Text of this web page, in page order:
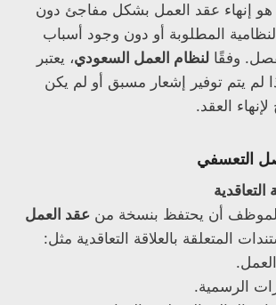
هو إنهاء عقد العمل بشكل مفاجئ دون
النظامية المطلوبة أو دون وجود أسباب
وفقًا لنظام العمل السعودي، يعتبر
لم يتم توفير إشعار مسبق أو لم يكن
العقد.
التعسفي
التعاقدية
أن يحتفظ بنسخة من عقد العمل
المتعلقة بالعلاقة التعاقدية مثل:
الرسمية.